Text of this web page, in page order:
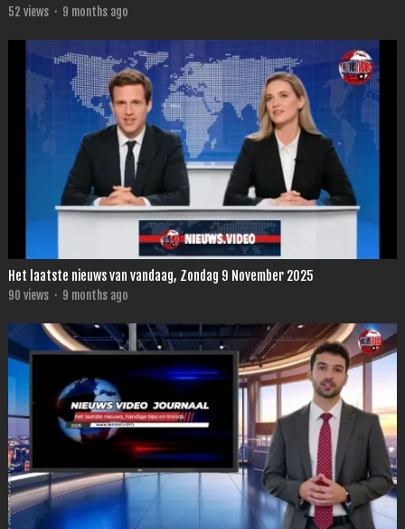
52 views · 9 months ago
Het laatste nieuws van vandaag, Zondag 9 November 2025
90 views · 9 months ago